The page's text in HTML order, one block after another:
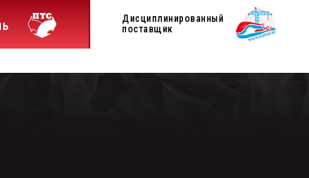
Дисциплинированный
поставщик